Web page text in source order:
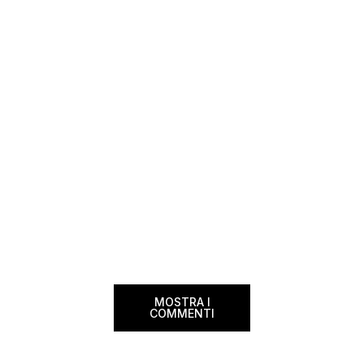
MOSTRA I
COMMENTI